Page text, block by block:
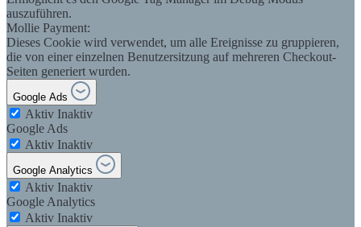
auszuführen.
Mollie Payment:
Dieses Cookie wird verwendet, um alle Ereignisse zu gruppieren,
die von einer einzelnen Benutzersitzung auf mehreren Checkout-
Seiten generiert wurden.
Google Ads
Aktiv Inaktiv
Google Ads
Aktiv Inaktiv
Google Analytics
Aktiv Inaktiv
Google Analytics
Aktiv Inaktiv